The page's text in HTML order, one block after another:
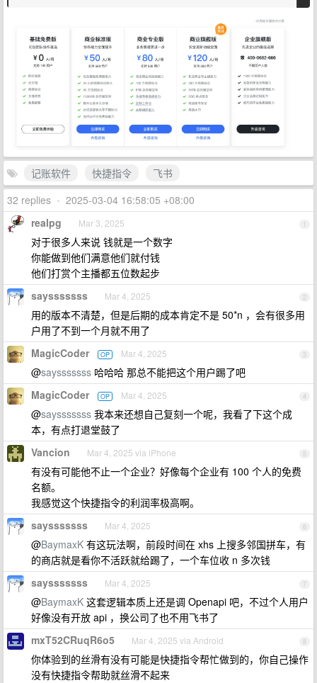
记账软件 快捷指令
飞书
32 replies • 2025-03-04 16:58:05 +08:00
1
realpg Mar 3, 2025
对于很多人来说 钱就是一个数字
你能做到他们满意他们就付钱
他们打赏个主播都五位数起步
2
saysssssss Mar 4, 2025
用的版本不清楚，但是后期的成本肯定不是 50*n ，会有很多用
户用了不到一个月就不用了
3
MagicCoder OP Mar 4, 2025
@saysssssss 哈哈哈 那总不能把这个用户踢了吧
4
MagicCoder OP Mar 4, 2025
@saysssssss 我本来还想自己复刻一个呢，我看了下这个成
本，有点打退堂鼓了
5
Vancion Mar 4, 2025 via iPhone
有没有可能他不止一个企业？好像每个企业有 100 个人的免费
名额。
我感觉这个快捷指令的利润率极高啊。
6
saysssssss Mar 4, 2025
@BaymaxK 有这玩法啊，前段时间在 xhs 上搜多邻国拼车，有
的商店就是看你不活跃就给踢了，一个车位收 n 多次钱
7
saysssssss Mar 4, 2025
@BaymaxK 这套逻辑本质上还是调 Openapi 吧，不过个人用户
好像没有开放 api ，换公司了也不用飞书了
8
mxT52CRuqR6o5 Mar 4, 2025 via Android
你体验到的丝滑有没有可能是快捷指令帮忙做到的，你自己操作
没有快捷指令帮助就丝滑不起来